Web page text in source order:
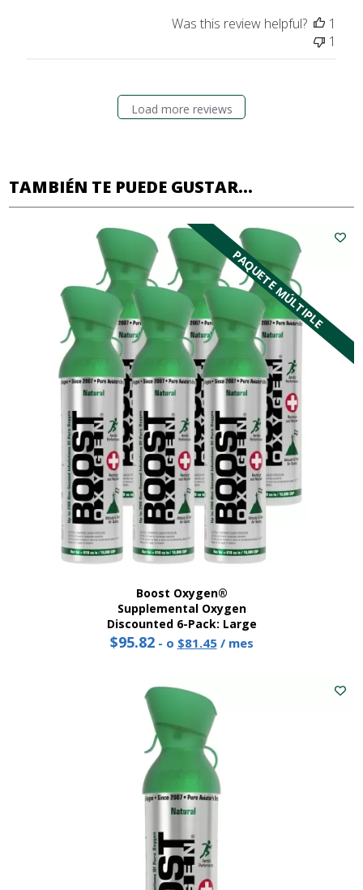
Was this review helpful?
1
1
Load more reviews
TAMBIÉN TE PUEDE GUSTAR...
PAQUETE MÚLTIPLE
Boost Oxygen®
Supplemental Oxygen
Discounted 6-Pack: Large
$95.82 - o Original
$95.82.
$81.45Current
/ mes